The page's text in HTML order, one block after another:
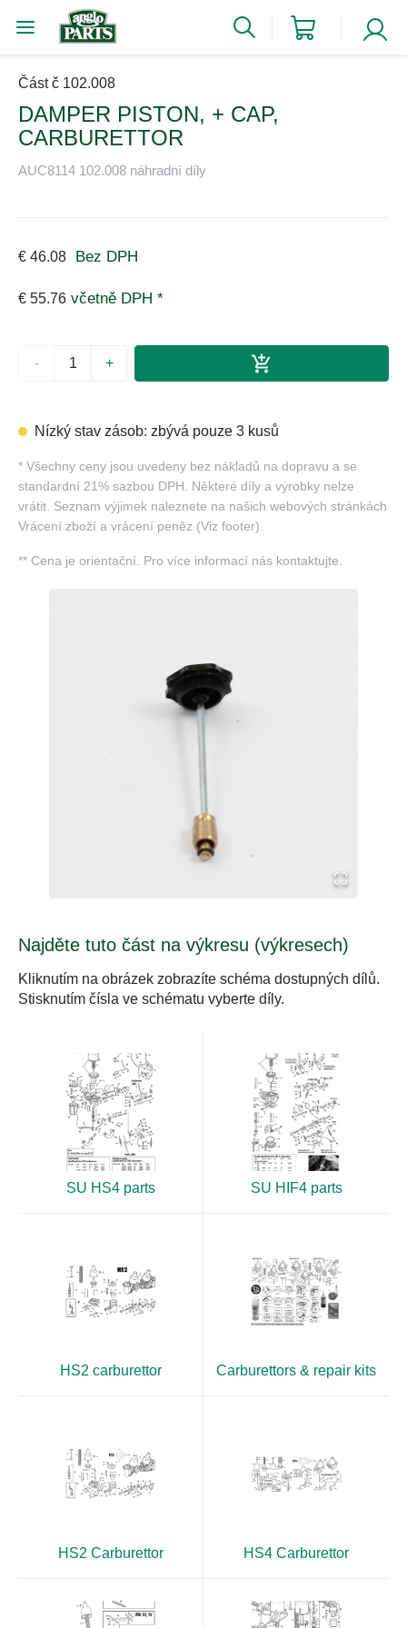
Část č 102.008
DAMPER PISTON, + CAP,
CARBURETTOR
AUC8114 102.008 náhradní díly
€ 46.08 Bez DPH
€ 55.76 včetně DPH *
- +
Nízký stav zásob: zbývá pouze 3 kusů
* Všechny ceny jsou uvedeny bez nákladů na dopravu a se
standardní 21% sazbou DPH. Některé díly a výrobky nelze
vrátit. Seznam výjimek naleznete na našich webových stránkách
Vrácení zboží a vrácení peněz (Viz footer).
** Cena je orientační. Pro více informací nás kontaktujte.
Najděte tuto část na výkresu (výkresech)
Kliknutím na obrázek zobrazíte schéma dostupných dílů.
Stisknutím čísla ve schématu vyberte díly.
SU HS4 parts SU HIF4 parts
HS2 carburettor Carburettors & repair kits
HS2 Carburettor HS4 Carburettor